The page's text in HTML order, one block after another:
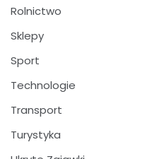
Rolnictwo
Sklepy
Sport
Technologie
Transport
Turystyka